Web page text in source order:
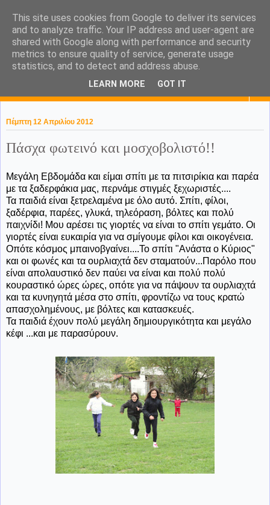
KaPa. Me without you...tea
without a biscuit!
Πέμπτη 12 Απριλίου 2012
Πάσχα φωτεινό και μοσχοβολιστό!!
Μεγάλη Εβδομάδα και είμαι σπίτι με τα πιτσιρίκια και παρέα
με τα ξαδερφάκια μας, περνάμε στιγμές ξεχωριστές....
Τα παιδιά είναι ξετρελαμένα με όλο αυτό. Σπίτι, φίλοι,
ξαδέρφια, παρέες, γλυκά, τηλεόραση, βόλτες και πολύ
παιχνίδι! Μου αρέσει τις γιορτές να είναι το σπίτι γεμάτο. Οι
γιορτές είναι ευκαιρία για να σμίγουμε φίλοι και οικογένεια.
Οπότε κόσμος μπαινοβγαίνει....Το σπίτι "Ανάστα ο Κύριος"
και οι φωνές και τα ουρλιαχτά δεν σταματούν...Παρόλο που
είναι απολαυστικό δεν παύει να είναι και πολύ πολύ
κουραστικό ώρες ώρες, οπότε για να πάψουν τα ουρλιαχτά
και τα κυνηγητά μέσα στο σπίτι, φροντίζω να τους κρατώ
απασχολημένους, με βόλτες και κατασκευές.
Τα παιδιά έχουν πολύ μεγάλη δημιουργικότητα και μεγάλο
κέφι ...και με παρασύρουν.
This site uses cookies from Google to deliver its services
and to analyze traffic. Your IP address and user-agent are
shared with Google along with performance and security
metrics to ensure quality of service, generate usage
statistics, and to detect and address abuse.
LEARN MORE GOT IT